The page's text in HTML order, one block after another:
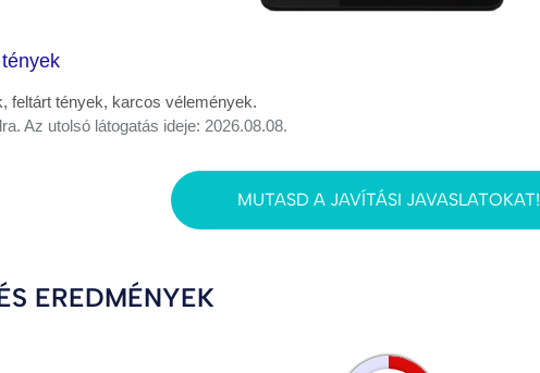
feltárt tények, karcos vélemények.
Az utolsó látogatás ideje: 2026.08.08.
MUTASD A JAVÍTÁSI JAVASLATOKAT!
EREDMÉNYEK